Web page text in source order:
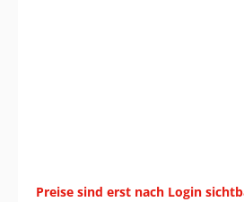
Preise sind erst nach Login